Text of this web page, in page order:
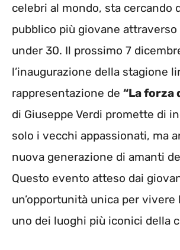
celebri al mondo, sta cercando
pubblico più giovane attraverso
under 30. Il prossimo 7
l’inaugurazione della stagione
rappresentazione de “La forza
di Giuseppe Verdi promette di
solo i vecchi appassionati, ma
nuova generazione di amanti
Questo evento atteso dai
un’opportunità unica per vivere
uno dei luoghi più iconici della